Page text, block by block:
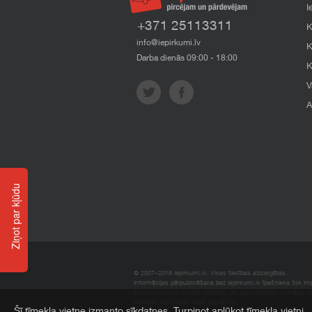
+371 25113311
info@iepirkumi.lv
Darba dienās 09:00 - 18:00
© 2007–2018 Iepirkumi.lv. Visas tiesības aizsargātas.
Informācijas pārpublicēšana bez iepirkumi.lv īpašnieka SIA
Ziņot par kļūdu